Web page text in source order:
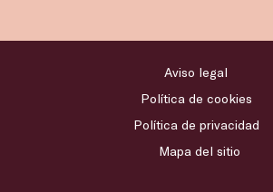
Aviso legal
Política de cookies
Política de privacidad
Mapa del sitio